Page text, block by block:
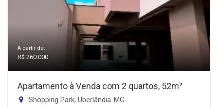
A partir de:
R$ 260.000
Apartamento à Venda com 2 quartos, 52m²
Shopping Park, Uberlândia-MG